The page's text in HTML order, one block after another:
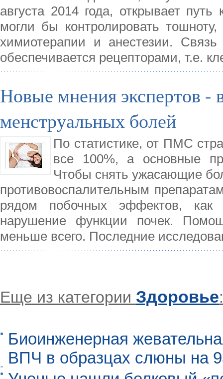
августа 2014 года, открывает
могли бы контролировать
химиотерапии и анестезии.
обеспечивается рецепторами, т.е.
Новые мнения экспертов -
менструальных болей
По статистике, от ПМС
все 100%, а основные
Чтобы снять ужасающие
противовоспалительным
рядом побочных эффектов, как
нарушение функции почек.
меньше всего. Последние
Еще из категории Здоровье:
Биоинженерная
ВПЧ в образцах слюны на